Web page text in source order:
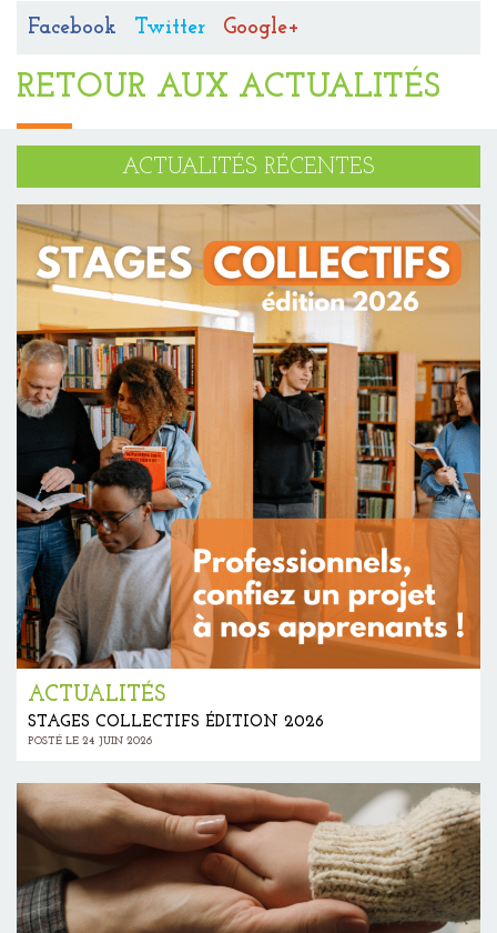
Facebook Twitter Google+
RETOUR AUX ACTUALITÉS
ACTUALITÉS RÉCENTES
ACTUALITÉS
STAGES COLLECTIFS ÉDITION 2026
POSTÉ LE 24 JUIN 2026